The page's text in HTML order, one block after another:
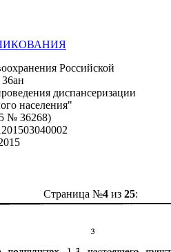
Российской
диспансеризации
населения"
№ 36268)
Страница №4из 25: